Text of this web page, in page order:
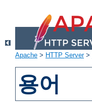
Apache > HTTP Server>
용어